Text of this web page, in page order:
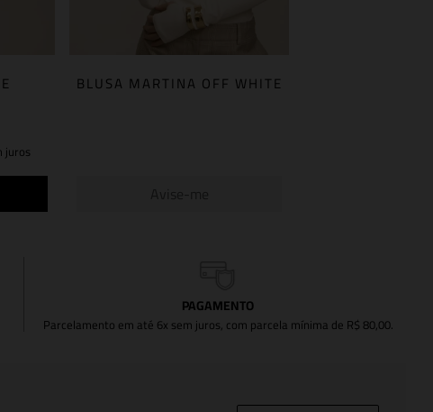
juros
BLUSA MARTINA OFF WHITE
PAGAMENTO
Parcelamento em até 6x sem juros, com parcela mínima de R$ 80,00.